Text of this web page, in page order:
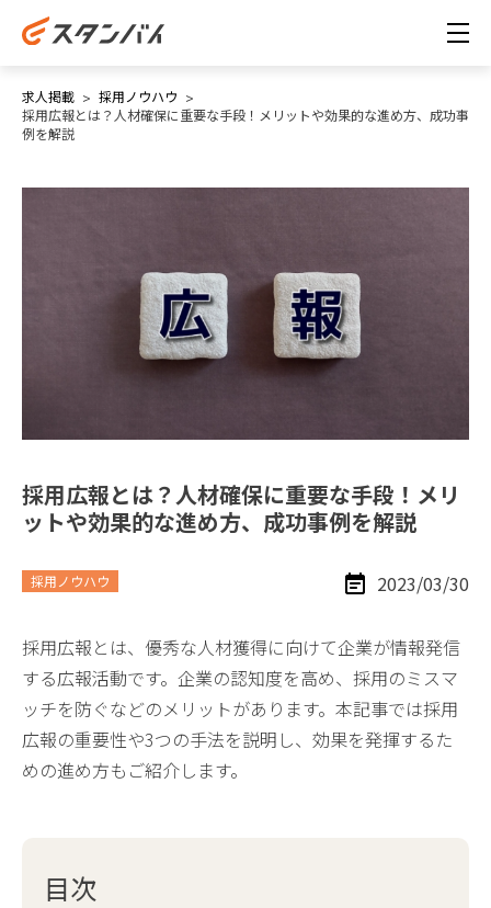
求人掲載
採用ノウハウ
採用広報とは？人材確保に重要な手段！メリットや効果的な進め方、成功事
例を解説
採用広報とは？人材確保に重要な手段！メリ
ットや効果的な進め方、成功事例を解説
採用ノウハウ 2023/03/30
採用広報とは、優秀な人材獲得に向けて企業が情報発信
する広報活動です。企業の認知度を高め、採用のミスマ
ッチを防ぐなどのメリットがあります。本記事では採用
広報の重要性や3つの手法を説明し、効果を発揮するた
めの進め方もご紹介します。
目次